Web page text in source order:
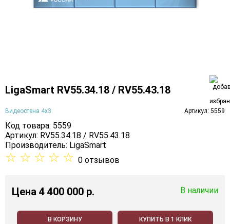
LigaSmart RV55.34.18 / RV55.43.18
Видеостена 4х3 Артикул: 5559
Код товара: 5559
Артикул: RV55.34.18 / RV55.43.18
Производитель: LigaSmart
☆ ☆ ☆ ☆ ☆ 0 отзывов
Цена 4 400 000 p. В наличии
В КОРЗИНУ КУПИТЬ В 1 КЛИК